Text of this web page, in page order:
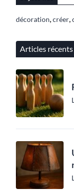
décoration,créer,
Articles récents